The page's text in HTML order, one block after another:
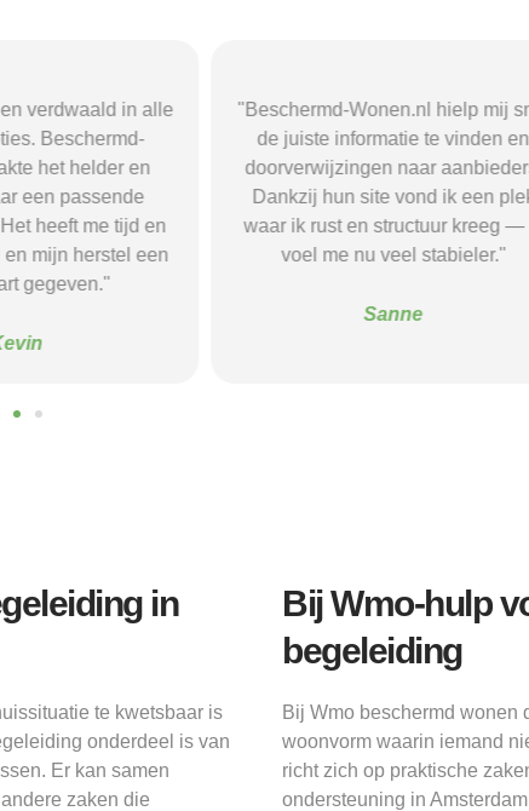
verdwaald in alle
Beschermd-
het helder en
een passende
heeft me tijd en
mijn herstel een
gegeven."
"Beschermd-Wonen.nl hielp mij
de juiste informatie te vinden en
doorverwijzingen naar
Dankzij hun site vond ik een
waar ik rust en structuur kreeg —
voel me nu veel stabieler."
Sanne
in
te kwetsbaar is
onderdeel is van
Er kan samen
zaken die
Bij Wmo-hulp
begeleiding
Bij Wmo beschermd wonen
woonvorm waarin iemand
richt zich op praktische
ondersteuning in